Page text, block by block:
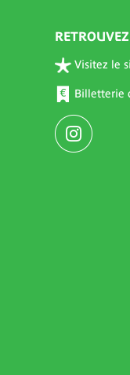
Visitez le
Billetterie